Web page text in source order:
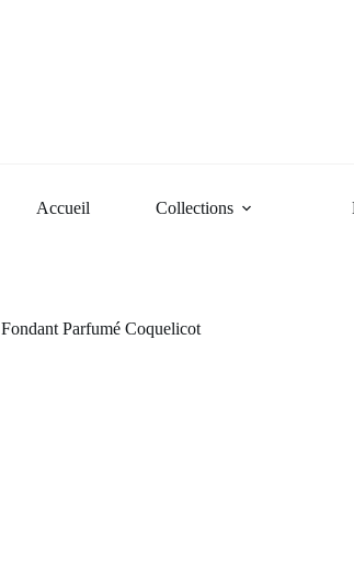
Accueil Collections
Fondant Parfumé Coquelicot